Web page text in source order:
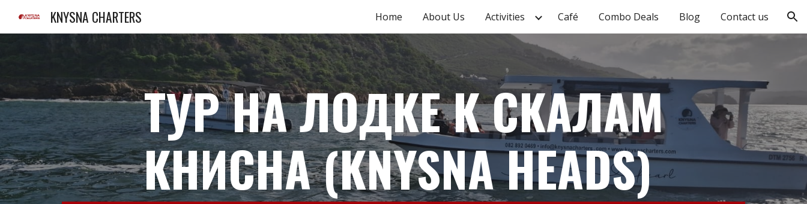
Skip to navigation
KNYSNA CHARTERS Home About Us Activities Café Combo Deals Blog Contact us
ТУР НА ЛОДКЕ К СКАЛАМ
КНИСНА (KNYSNA HEADS)